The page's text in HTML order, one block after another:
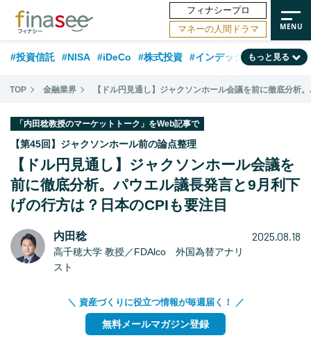
フィナシープロ
マネーの人間ドラマ
#投資信託 #NISA #iDeCo #株式投資 #インデックスファンド
#相談事例 #新NISA #相続・贈与 #FP #積立投資 #30代
#公的年金 #フィナンシャル・ウェルビーイング
#50代 #データ・調査 #老後 #60代 #国内株式型
もっと見る
TOP 金融業界 【ドル円見通し】ジャクソンホール会議を前に徹底分析
「内田稔教授のマーケットトーク」をWeb記事で
【第45回】ジャクソンホール前の論点整理
【ドル円見通し】ジャクソンホール会議を
前に徹底分析。パウエル議長発言と9月利下
げの行方は？日本のCPIも要注目
内田稔
高千穂大学 教授／FDAlco 外国為替アナリ
スト
2025.08.18
＼ 資産づくりに役立つ情報が毎週届く！ ／
無料メールマガジン登録